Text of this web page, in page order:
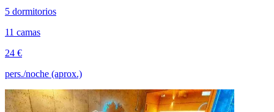
5 dormitorios
11 camas
24 €
pers./noche (aprox.)